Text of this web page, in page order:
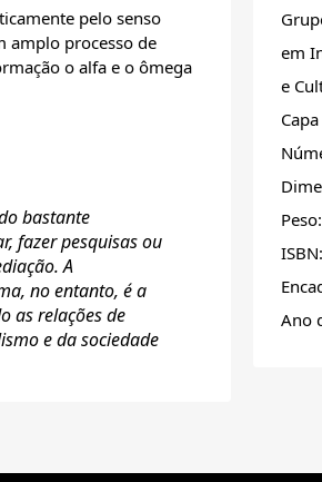
pelo senso
amplo processo de
o alfa e o ômega
bastante
fazer pesquisas ou
A
no entanto, é a
as relações de
e da sociedade
em
e
Ano